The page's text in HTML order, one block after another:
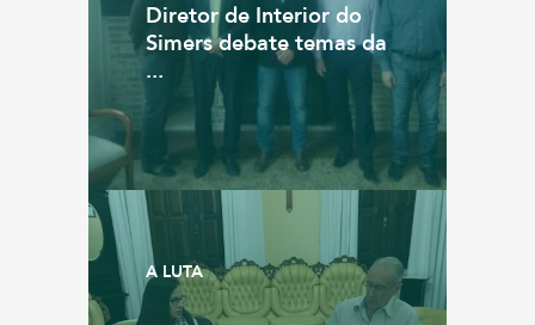
Diretor de Interior do
Simers debate temas da
...
A LUTA